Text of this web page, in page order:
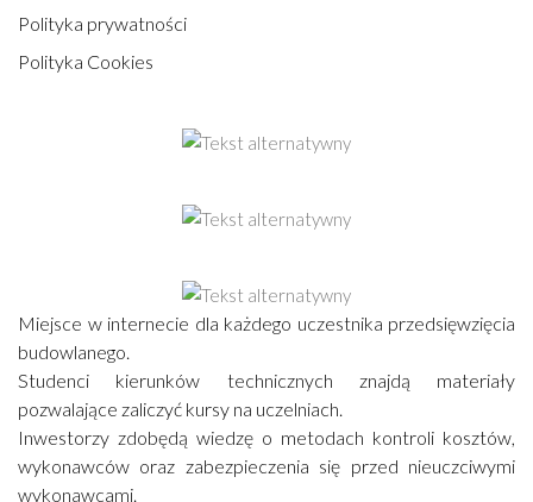
Polityka prywatności
Polityka Cookies
Miejsce w internecie dla każdego uczestnika przedsięwzięcia
budowlanego.
Studenci kierunków technicznych znajdą materiały
pozwalające zaliczyć kursy na uczelniach.
Inwestorzy zdobędą wiedzę o metodach kontroli kosztów,
wykonawców oraz zabezpieczenia się przed nieuczciwymi
wykonawcami.